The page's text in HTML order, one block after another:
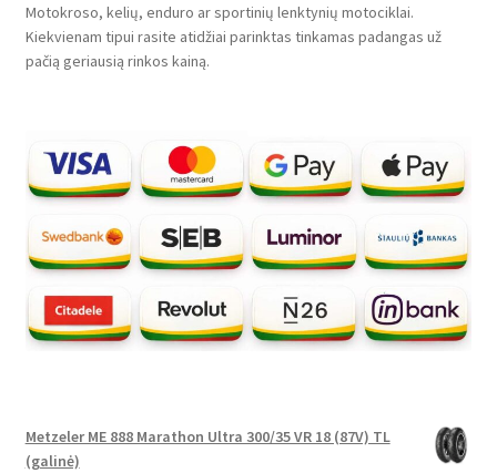
Motokroso, kelių, enduro ar sportinių lenktynių motociklai.
Kiekvienam tipui rasite atidžiai parinktas tinkamas padangas už
pačią geriausią rinkos kainą.
Metzeler ME 888 Marathon Ultra 300/35 VR 18 (87V) TL
(galinė)